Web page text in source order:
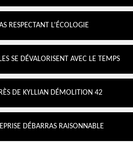
RESPECTANT L’ÉCOLOGIE
SE DÉVALORISENT AVEC LE TEMPS
DE KYLLIAN DÉMOLITION 42
DÉBARRAS RAISONNABLE